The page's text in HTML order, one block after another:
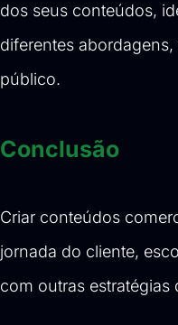
dos seus conteúdos,
diferentes
público.
Conclusão
Criar conteúdos
jornada do cliente,
com outras